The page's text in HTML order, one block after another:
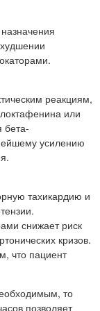
реакциям,
или
бета-
усилению
тахикардию и
снижает риск
кризов.
что пациент
то
позволяет